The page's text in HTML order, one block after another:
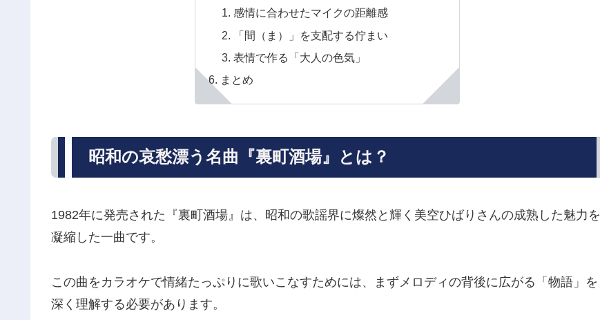
感情に合わせたマイクの距離感
「間（ま）」を支配する佇まい
表情で作る「大人の色気」
まとめ
昭和の哀愁漂う名曲『裏町酒場』とは？
1982年に発売された『裏町酒場』は、昭和の歌謡界に燦然と輝く美空ひばりさんの成熟した魅力を
凝縮した一曲です。
この曲をカラオケで情緒たっぷりに歌いこなすためには、まずメロディの背後に広がる「物語」を
深く理解する必要があります。